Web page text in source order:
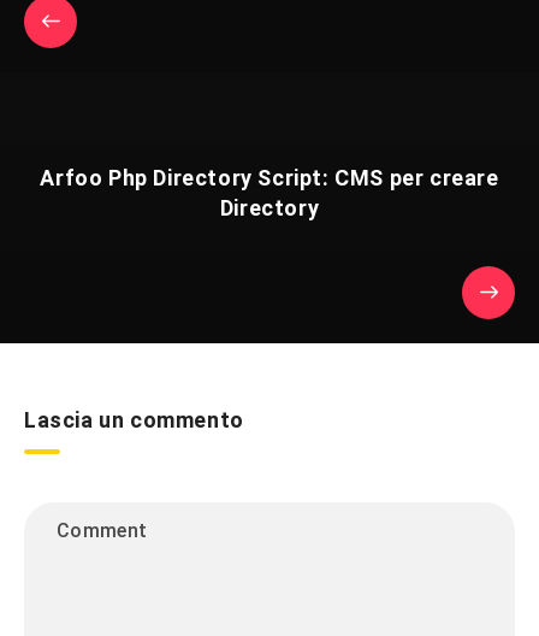
Arfoo Php Directory Script: CMS per creare
Directory
Lascia un commento